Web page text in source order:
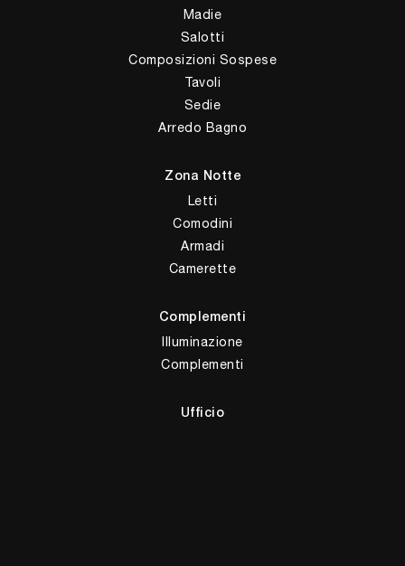
Madie
Salotti
Composizioni Sospese
Tavoli
Sedie
Arredo Bagno
Zona Notte
Letti
Comodini
Armadi
Camerette
Complementi
Illuminazione
Complementi
Ufficio